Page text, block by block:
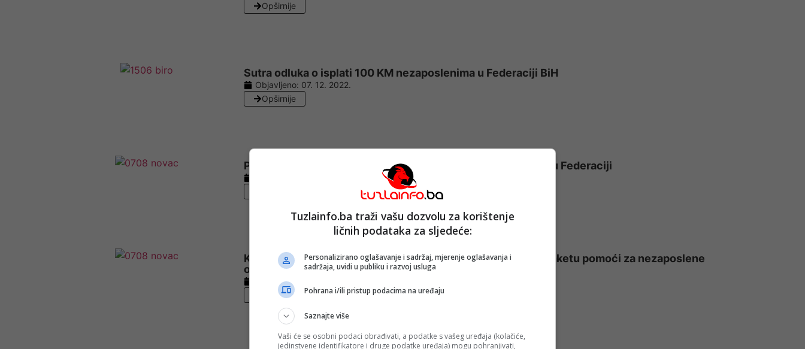
Opširnije
Sutra odluka o isplati 100 KM nezaposlenima u Federaciji BiH
Objavljeno: 07. 12. 2022.
Opširnije
Pomjeren datum isplate jednokratne pomoći nezaposlenim u Federaciji
Ko ostvaruje pravo i koji su rokovi: Osnovne informacije o paketu pomoći za nezaposlene
osobe
Objavljeno:
Opširnije
Tuzlainfo.ba traži vašu dozvolu za korištenje
ličnih podataka za sljedeće:
Personalizirano oglašavanje i sadržaj, mjerenje oglašavanja i
sadržaja, uvidi u publiku i razvoj usluga
Pohrana i/ili pristup podacima na uređaju
Saznajte više
Vaši će se osobni podaci obrađivati, a podatke s vašeg uređaja (kolačiće,
jedinstvene identifikatore i druge podatke uređaja) mogu pohranjivati,